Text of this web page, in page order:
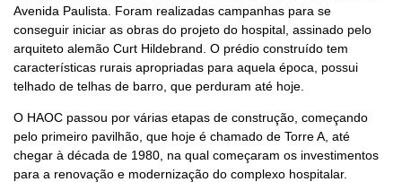
Avenida Paulista. Foram realizadas campanhas para se
conseguir iniciar as obras do projeto do hospital, assinado pelo
arquiteto alemão Curt Hildebrand. O prédio construído tem
características rurais apropriadas para aquela época, possui
telhado de telhas de barro, que perduram até hoje.
O HAOC passou por várias etapas de construção, começando
pelo primeiro pavilhão, que hoje é chamado de Torre A, até
chegar à década de 1980, na qual começaram os investimentos
para a renovação e modernização do complexo hospitalar.